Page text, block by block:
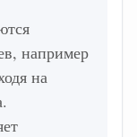
например
на